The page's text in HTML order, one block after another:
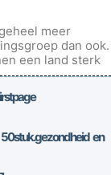
meer
dan ook.
een land sterk
50stuk.gezondheid en